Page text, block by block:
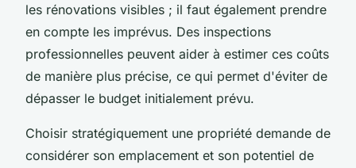
les rénovations visibles ; il faut également prendre
en compte les imprévus. Des inspections
professionnelles peuvent aider à estimer ces coûts
de manière plus précise, ce qui permet d'éviter de
dépasser le budget initialement prévu.
Choisir stratégiquement une propriété demande de
considérer son emplacement et son potentiel de